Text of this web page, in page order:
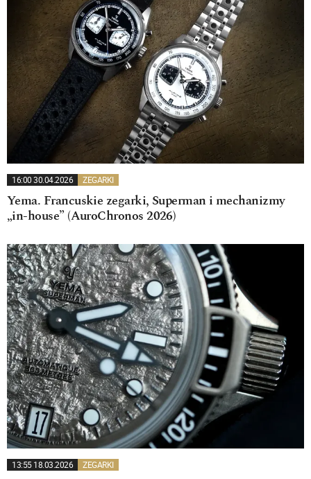
16:00 30.04.2026 ZEGARKI
Yema. Francuskie zegarki, Superman i mechanizmy
„in-house” (AuroChronos 2026)
13:55 18.03.2026 ZEGARKI